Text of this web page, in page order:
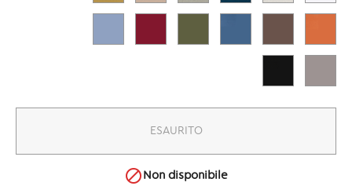
ESAURITO
 Non disponibile